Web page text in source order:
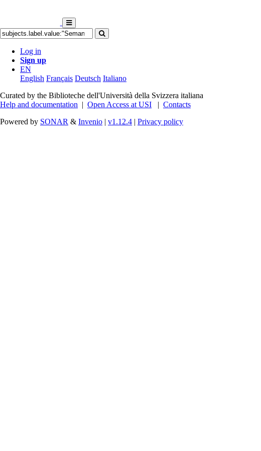
Log in
Sign up
EN
English Français Deutsch Italiano
Curated by the Biblioteche dell'Università della Svizzera italiana
Help and documentation | Open Access at USI | Contacts
Powered by SONAR & Invenio | v1.12.4 | Privacy policy